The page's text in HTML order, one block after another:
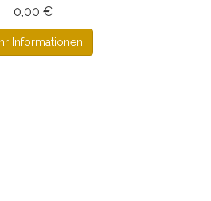
0,00 €
Informationen